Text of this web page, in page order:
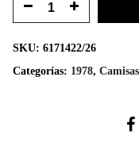
SKU: 6171422/26
Categorías: 1978,